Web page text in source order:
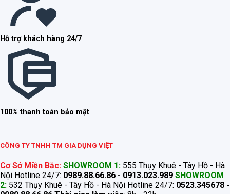
Hỗ trợ khách hàng 24/7
100% thanh toán bảo mật
CÔNG TY TNHH TM GIA DỤNG VIỆT
Cơ Sở Miền Bắc: SHOWROOM 1: 555 Thụy Khuê - Tây Hồ - Hà
Nội Hotline 24/7: 0989.88.66.86 - 0913.023.989 SHOWROOM
2: 532 Thụy Khuê - Tây Hồ - Hà Nội Hotline 24/7: 0523.345678 -